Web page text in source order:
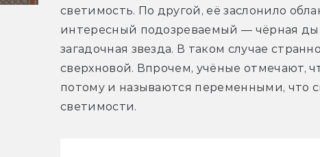
светимость. По другой, её заслонило
интересный подозреваемый — чёрная
загадочная звезда. В таком случае
сверхновой. Впрочем, учёные отмечают,
потому и называются переменными, что
светимости.